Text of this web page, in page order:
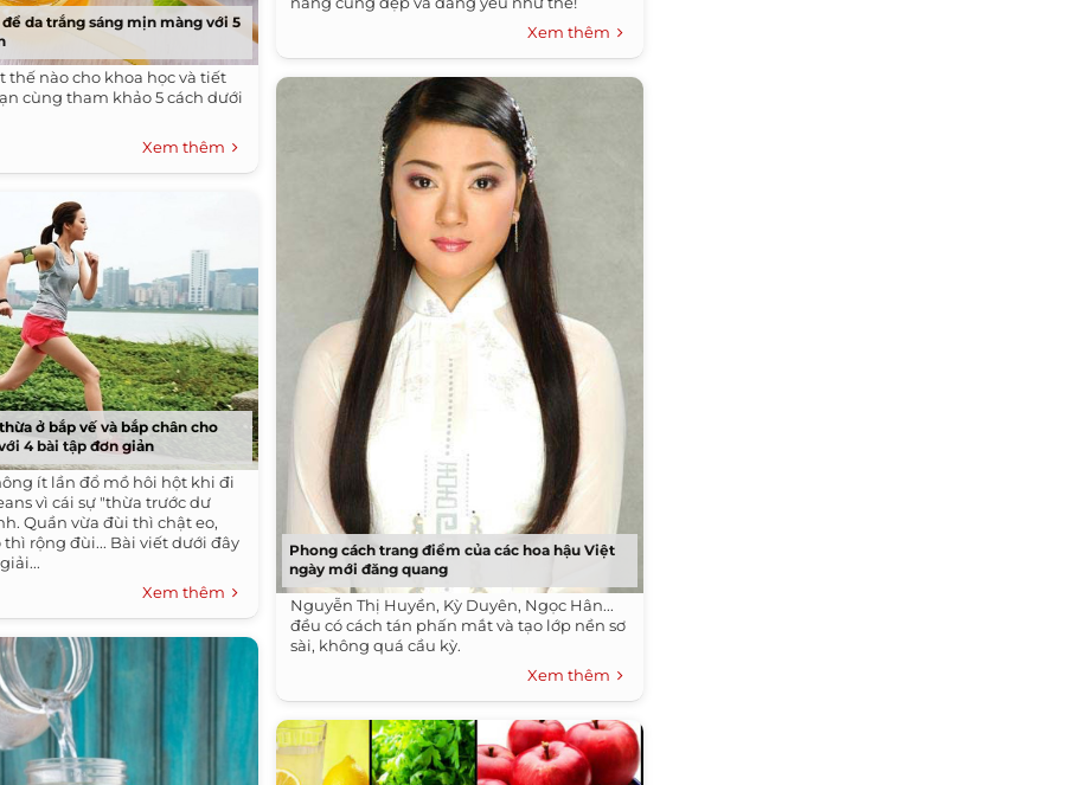
da trắng sáng mịn màng với 5
thế nào cho khoa học và tiết
cùng tham khảo 5 cách dưới
Xem thêm
ở bắp vế và bắp chân cho
4 bài tập đơn giản
ít lần đổ mồ hôi hột khi đi
vì cái sự "thừa trước dư
Quần vừa đùi thì chật eo,
thì rộng đùi... Bài viết dưới đây
Xem thêm
Xem thêm
Phong cách trang điểm của các hoa hậu Việt
ngày mới đăng quang
Nguyễn Thị Huyền, Kỳ Duyên, Ngọc Hân...
đều có cách tán phấn mắt và tạo lớp nền sơ
sài, không quá cầu kỳ.
Xem thêm